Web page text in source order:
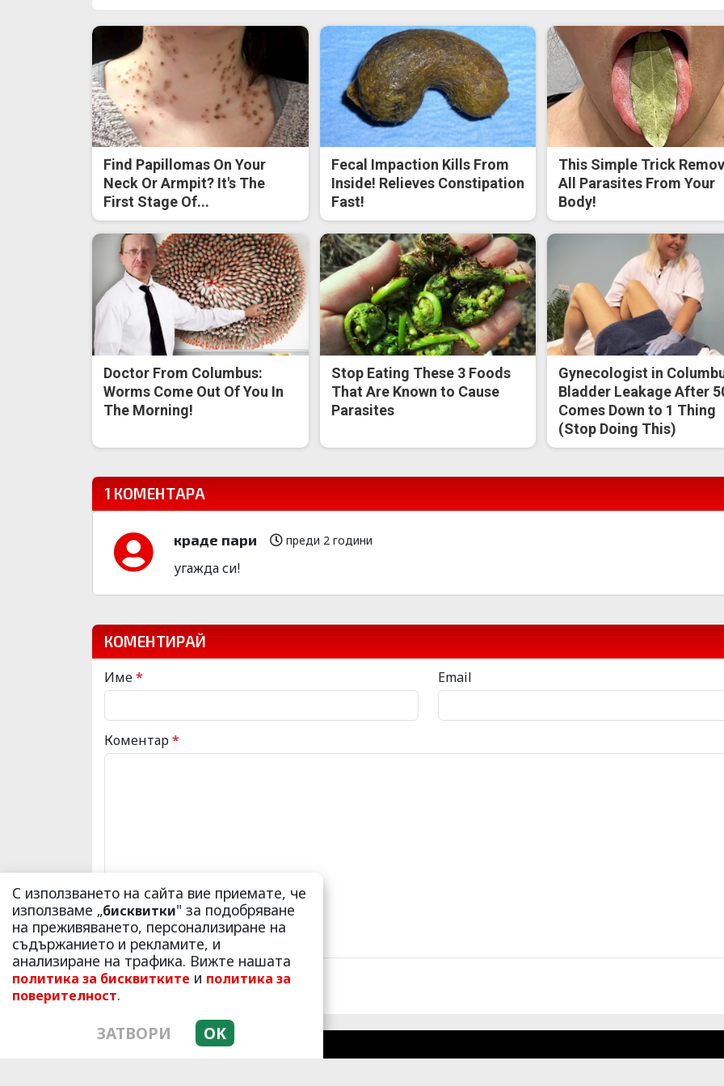
Find Papillomas On Your
Neck Or Armpit? It's The
First Stage Of...
Fecal Impaction Kills From
Inside! Relieves Constipation
Fast!
This Simple Trick
All Parasites From Your
Body!
Doctor From Columbus:
Worms Come Out Of You In
The Morning!
Stop Eating These 3 Foods
That Are Known to Cause
Parasites
Gynecologist in
Bladder Leakage After
Comes Down to 1 Thing
(Stop Doing This)
1 КОМЕНТАРА
краде пари преди 2 години
угажда си!
КОМЕНТИРАЙ
Име* Email
Коментар*
С използването на сайта вие приемате, че
използваме „бисквитки" за подобряване
на преживяването, персонализиране на
съдържанието и рекламите, и
анализиране на трафика. Вижте нашата
политика за бисквитките и политика за
поверителност.
ЗАТВОРИ OK